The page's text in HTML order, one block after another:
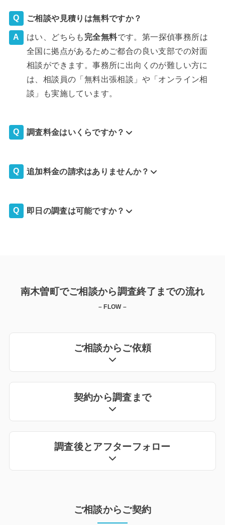
ご相談や見積りは無料ですか？
はい、どちらも 完全無料です。第一探偵事務所は
全国に拠点があるためご都合の良い支部での対面
相談ができます。事務所に出向くのが難しい方に
は、相談員の「無料出張相談」や「オンライン相
談」も実施しています。
調査料金はいくらですか？
追加料金の請求はありませんか？
即日の調査は可能ですか？
南木曽町でご相談から調査終了までの流れ
– FLOW –
ご相談からご依頼
契約から調査まで
調査後とアフターフォロー
ご相談からご契約